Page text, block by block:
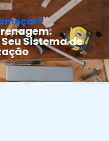
Sistema de